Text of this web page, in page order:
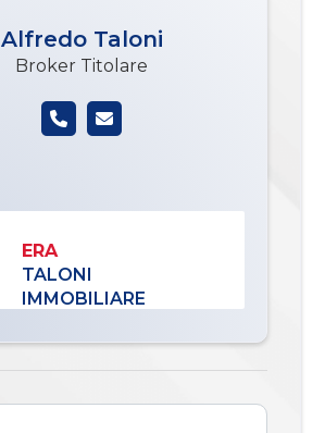
Alfredo Taloni
Broker Titolare
ERA
TALONI
IMMOBILIARE